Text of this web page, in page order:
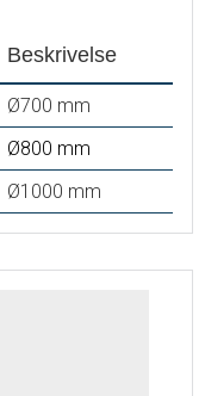
Beskrivelse
Ø700 mm
Ø800 mm
Ø1000 mm